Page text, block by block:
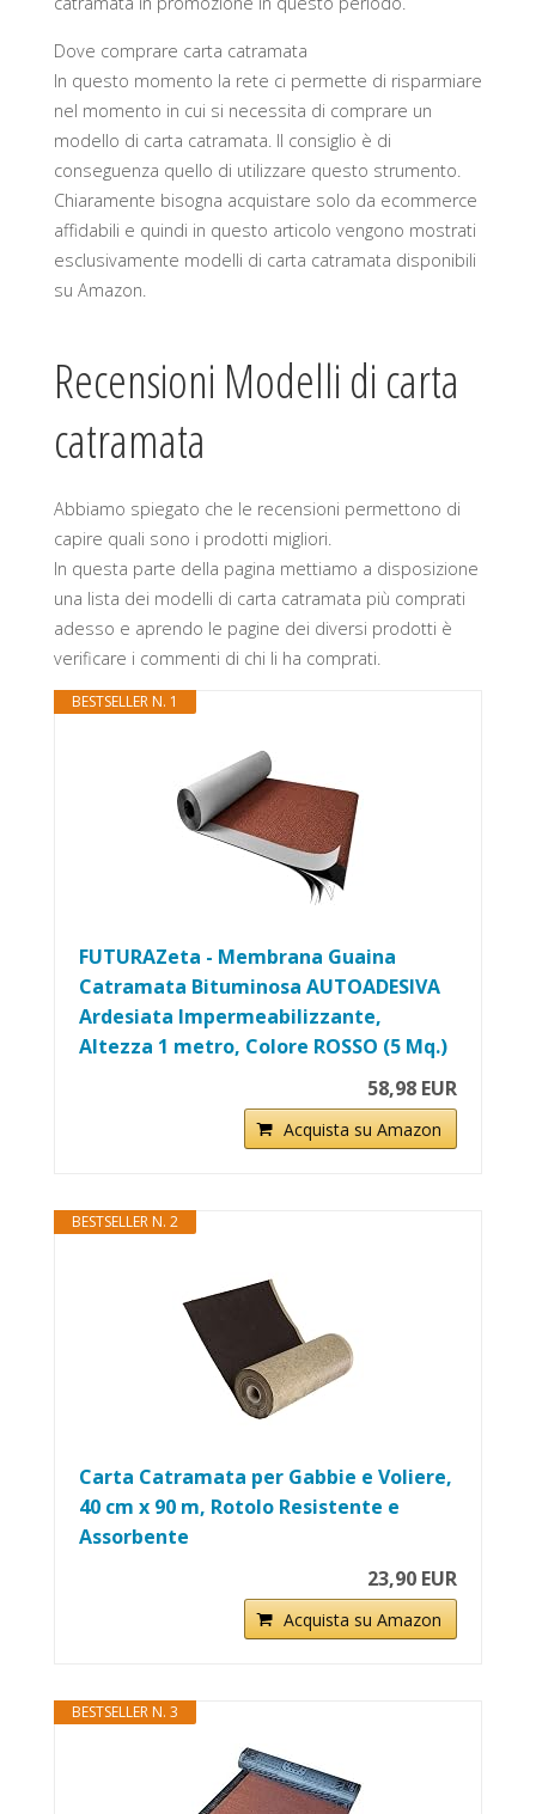
Dove comprare carta catramata
In questo momento la rete ci permette di risparmiare
nel momento in cui si necessita di comprare un
modello di carta catramata. Il consiglio è di
conseguenza quello di utilizzare questo strumento.
Chiaramente bisogna acquistare solo da ecommerce
affidabili e quindi in questo articolo vengono mostrati
esclusivamente modelli di carta catramata disponibili
su Amazon.
Recensioni Modelli di carta
catramata
Abbiamo spiegato che le recensioni permettono di
capire quali sono i prodotti migliori.
In questa parte della pagina mettiamo a disposizione
una lista dei modelli di carta catramata più comprati
adesso e aprendo le pagine dei diversi prodotti è
verificare i commenti di chi li ha comprati.
BESTSELLER N. 1
FUTURAZeta - Membrana Guaina
Catramata Bituminosa AUTOADESIVA
Ardesiata Impermeabilizzante,
Altezza 1 metro, Colore ROSSO (5 Mq.)
58,98 EUR
Acquista su Amazon
BESTSELLER N. 2
Carta Catramata per Gabbie e Voliere,
40 cm x 90 m, Rotolo Resistente e
Assorbente
23,90 EUR
Acquista su Amazon
BESTSELLER N. 3